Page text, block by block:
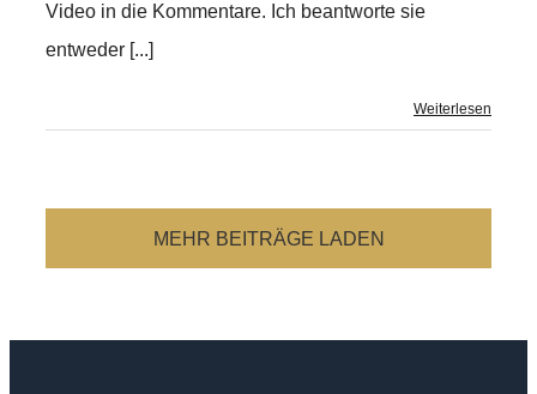
Video in die Kommentare. Ich beantworte sie
entweder [...]
Weiterlesen
MEHR BEITRÄGE LADEN